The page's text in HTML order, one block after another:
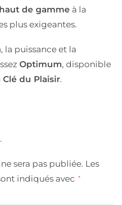
de gamme à la
plus exigeantes.
la puissance et la
Optimum, disponible
Clé du Plaisir.
sera pas publiée. Les
indiqués avec
*